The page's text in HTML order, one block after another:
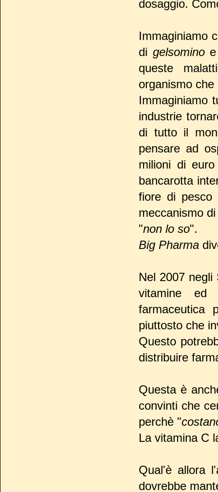
dosaggio.
Immaginiamo
di gelsomino
queste
organismo
Immaginiamo
industrie
di tutto il
pensare ad
milioni di
bancarotta
fiore di pesco
meccanismo
"non lo so".
Big Pharma
Nel 2007
vitamine ed
farmaceutica
piuttosto che
Questo
distribuire
Questa è
convinti che
perchè "
La vitamina C
Qual'è allora
dovrebbe